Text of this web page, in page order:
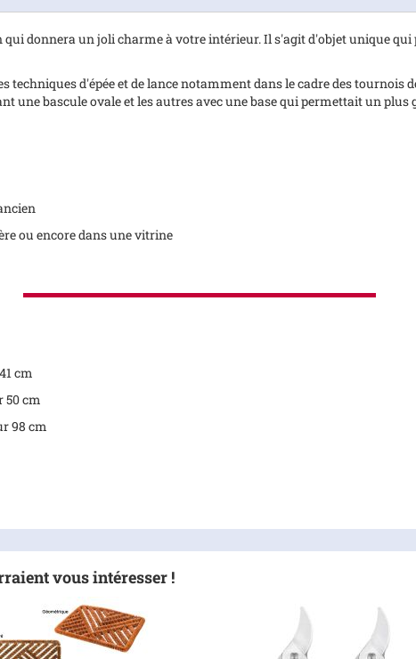
donnera un joli charme à votre intérieur. Il s'agit d'objet unique
d'épée et de lance notamment dans le cadre des tournois
une bascule ovale et les autres avec une base qui permettait un
ou encore dans une vitrine
cm
50 cm
98 cm
vous intéresser !